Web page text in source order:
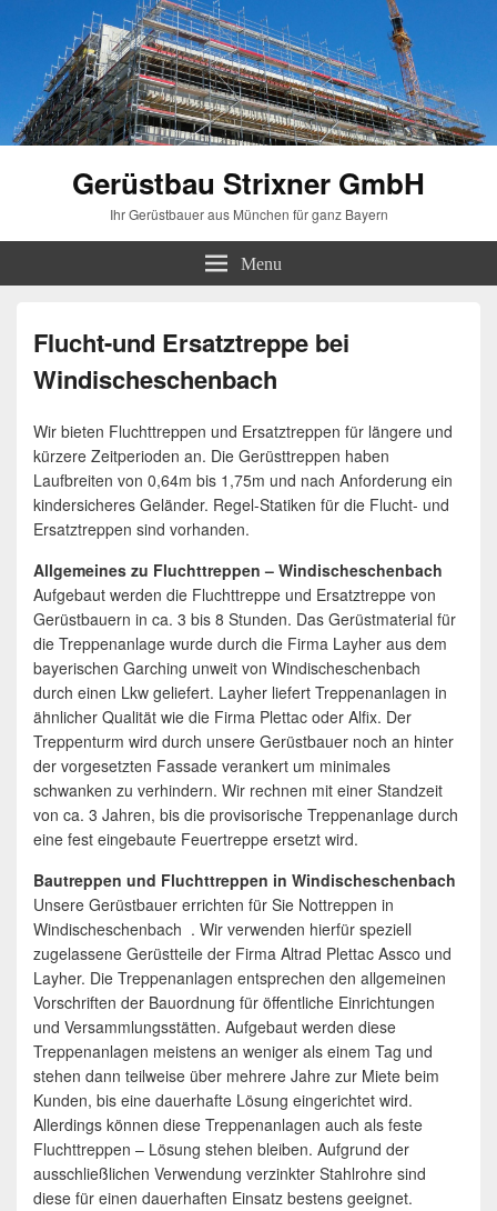
Gerüstbau Strixner GmbH
Ihr Gerüstbauer aus München für ganz Bayern
Menu
Flucht-und Ersatztreppe bei
Windischeschenbach
Wir bieten Fluchttreppen und Ersatztreppen für längere und
kürzere Zeitperioden an. Die Gerüsttreppen haben
Laufbreiten von 0,64m bis 1,75m und nach Anforderung ein
kindersicheres Geländer. Regel-Statiken für die Flucht- und
Ersatztreppen sind vorhanden.
Allgemeines zu Fluchttreppen – Windischeschenbach
Aufgebaut werden die Fluchttreppe und Ersatztreppe von
Gerüstbauern in ca. 3 bis 8 Stunden. Das Gerüstmaterial für
die Treppenanlage wurde durch die Firma Layher aus dem
bayerischen Garching unweit von Windischeschenbach
durch einen Lkw geliefert. Layher liefert Treppenanlagen in
ähnlicher Qualität wie die Firma Plettac oder Alfix. Der
Treppenturm wird durch unsere Gerüstbauer noch an hinter
der vorgesetzten Fassade verankert um minimales
schwanken zu verhindern. Wir rechnen mit einer Standzeit
von ca. 3 Jahren, bis die provisorische Treppenanlage durch
eine fest eingebaute Feuertreppe ersetzt wird.
Bautreppen und Fluchttreppen in Windischeschenbach
Unsere Gerüstbauer errichten für Sie Nottreppen in
Windischeschenbach . Wir verwenden hierfür speziell
zugelassene Gerüstteile der Firma Altrad Plettac Assco und
Layher. Die Treppenanlagen entsprechen den allgemeinen
Vorschriften der Bauordnung für öffentliche Einrichtungen
und Versammlungsstätten. Aufgebaut werden diese
Treppenanlagen meistens an weniger als einem Tag und
stehen dann teilweise über mehrere Jahre zur Miete beim
Kunden, bis eine dauerhafte Lösung eingerichtet wird.
Allerdings können diese Treppenanlagen auch als feste
Fluchttreppen – Lösung stehen bleiben. Aufgrund der
ausschließlichen Verwendung verzinkter Stahlrohre sind
diese für einen dauerhaften Einsatz bestens geeignet.